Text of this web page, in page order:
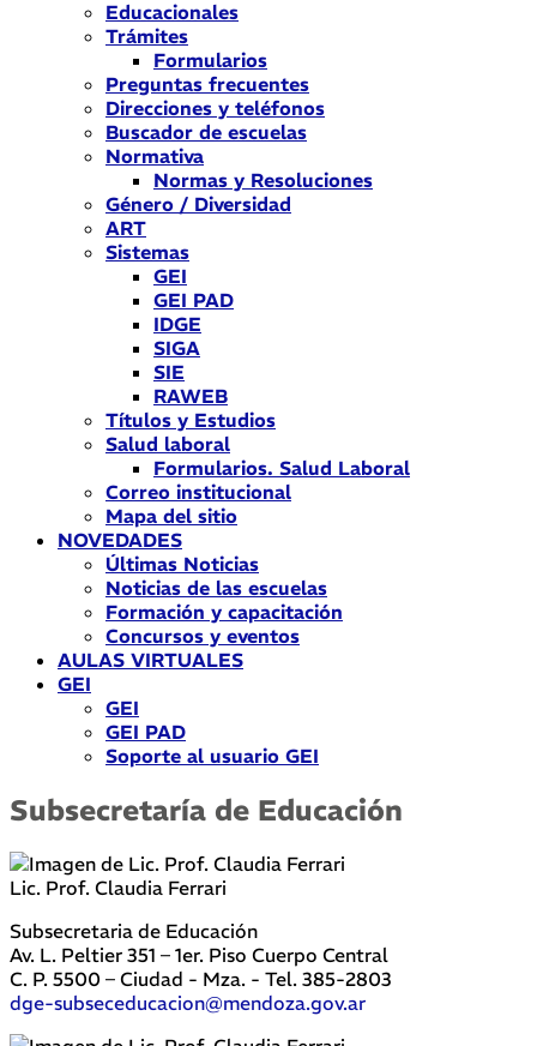
Educacionales
Trámites
Formularios
Preguntas frecuentes
Direcciones y teléfonos
Buscador de escuelas
Normativa
Normas y Resoluciones
Género / Diversidad
ART
Sistemas
GEI
GEI PAD
IDGE
SIGA
SIE
RAWEB
Títulos y Estudios
Salud laboral
Formularios. Salud Laboral
Correo institucional
Mapa del sitio
NOVEDADES
Últimas Noticias
Noticias de las escuelas
Formación y capacitación
Concursos y eventos
AULAS VIRTUALES
GEI
GEI
GEI PAD
Soporte al usuario GEI
Subsecretaría de Educación
Lic. Prof. Claudia Ferrari
Subsecretaria de Educación
Av. L. Peltier 351 – 1er. Piso Cuerpo Central
C. P. 5500 – Ciudad - Mza. - Tel. 385-2803
dge-subseceducacion@mendoza.gov.ar